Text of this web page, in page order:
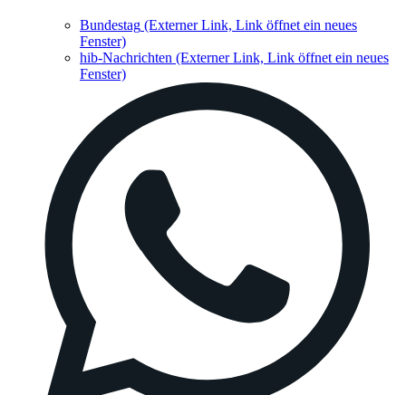
Bundestag (Externer Link, Link öffnet ein neues
Fenster)
hib-Nachrichten (Externer Link, Link öffnet ein neues
Fenster)